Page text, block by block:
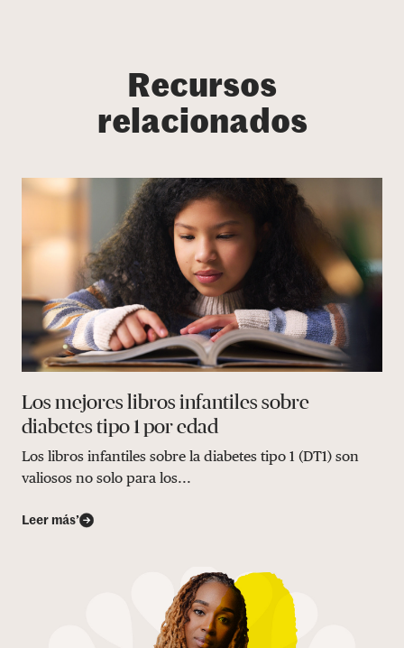
Recursos
relacionados
Los mejores libros infantiles sobre
diabetes tipo 1 por edad
Los libros infantiles sobre la diabetes tipo 1 (DT1) son
valiosos no solo para los...
Leer más’